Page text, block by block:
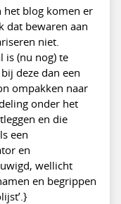
het blog komen er
dat bewaren aan
niet.
is (nu nog) te
deze dan een
ompakken naar
onder het
en die
een
en
wellicht
en begrippen